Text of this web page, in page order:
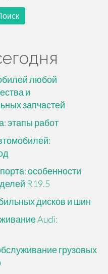
любой
и
запчастей
этапы работ
особенности
R19.5
дисков и шин
Audi:
грузовых